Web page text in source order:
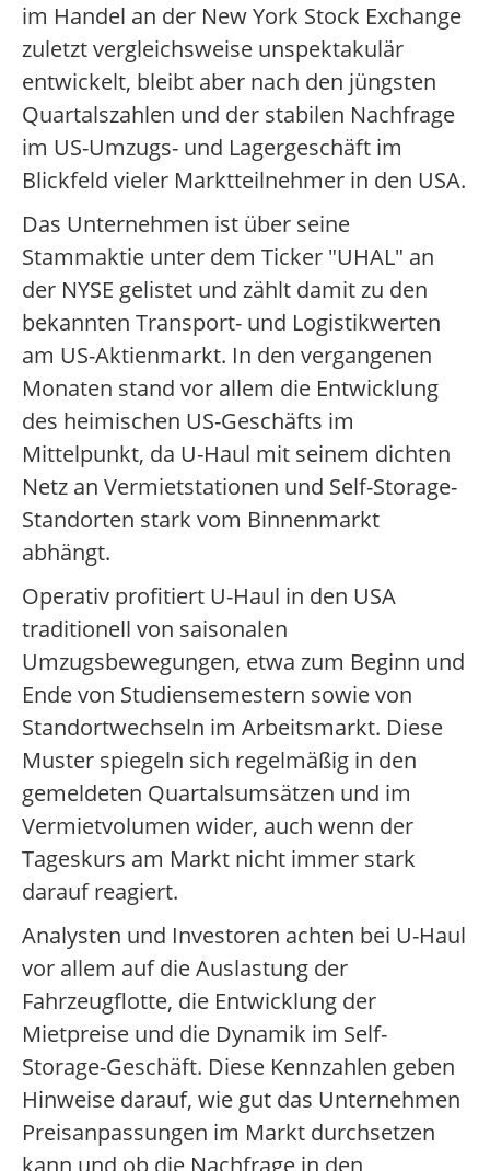
im Handel an der New York Stock Exchange
zuletzt vergleichsweise unspektakulär
entwickelt, bleibt aber nach den jüngsten
Quartalszahlen und der stabilen Nachfrage
im US-Umzugs- und Lagergeschäft im
Blickfeld vieler Marktteilnehmer in den USA.
Das Unternehmen ist über seine
Stammaktie unter dem Ticker "UHAL" an
der NYSE gelistet und zählt damit zu den
bekannten Transport- und Logistikwerten
am US-Aktienmarkt. In den vergangenen
Monaten stand vor allem die Entwicklung
des heimischen US-Geschäfts im
Mittelpunkt, da U-Haul mit seinem dichten
Netz an Vermietstationen und Self-Storage-
Standorten stark vom Binnenmarkt
abhängt.
Operativ profitiert U-Haul in den USA
traditionell von saisonalen
Umzugsbewegungen, etwa zum Beginn und
Ende von Studiensemestern sowie von
Standortwechseln im Arbeitsmarkt. Diese
Muster spiegeln sich regelmäßig in den
gemeldeten Quartalsumsätzen und im
Vermietvolumen wider, auch wenn der
Tageskurs am Markt nicht immer stark
darauf reagiert.
Analysten und Investoren achten bei U-Haul
vor allem auf die Auslastung der
Fahrzeugflotte, die Entwicklung der
Mietpreise und die Dynamik im Self-
Storage-Geschäft. Diese Kennzahlen geben
Hinweise darauf, wie gut das Unternehmen
Preisanpassungen im Markt durchsetzen